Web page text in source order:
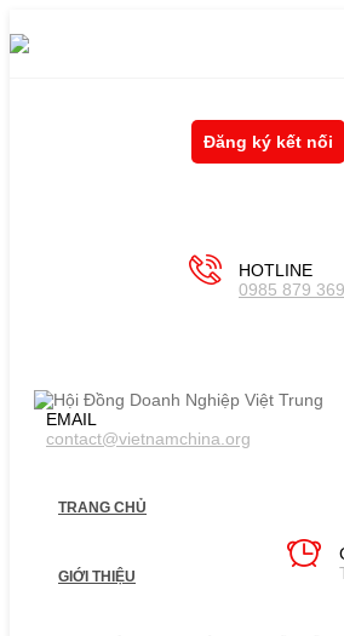
Đăng ký kết nối
HOTLINE
0985 879 369
EMAIL
contact@vietnamchina.org
TRANG CHỦ
GIỚI THIỆU